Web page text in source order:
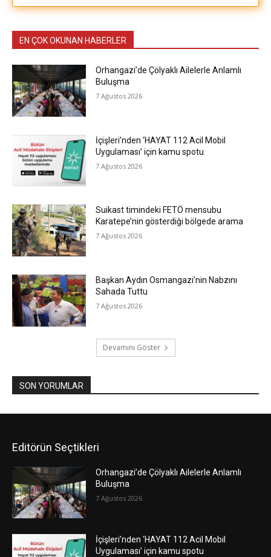
EN ÇOK OKUNAN HABERLER
Orhangazi’de Çölyaklı Ailelerle Anlamlı
Buluşma
7 Ağustos 2026
İçişleri’nden ‘HAYAT 112 Acil Mobil
Uygulaması’ için kamu spotu
7 Ağustos 2026
Suikast timindeki FETÖ mensubu
Karatepe’nin gösterdiği bölgede arama
7 Ağustos 2026
Başkan Aydın Osmangazi’nin Nabzını
Sahada Tuttu
7 Ağustos 2026
Devamını Göster
SON YORUMLAR
Editörün Seçtikleri
Orhangazi’de Çölyaklı Ailelerle Anlamlı
Buluşma
7 Ağustos 2026
İçişleri’nden ‘HAYAT 112 Acil Mobil
Uygulaması’ için kamu spotu